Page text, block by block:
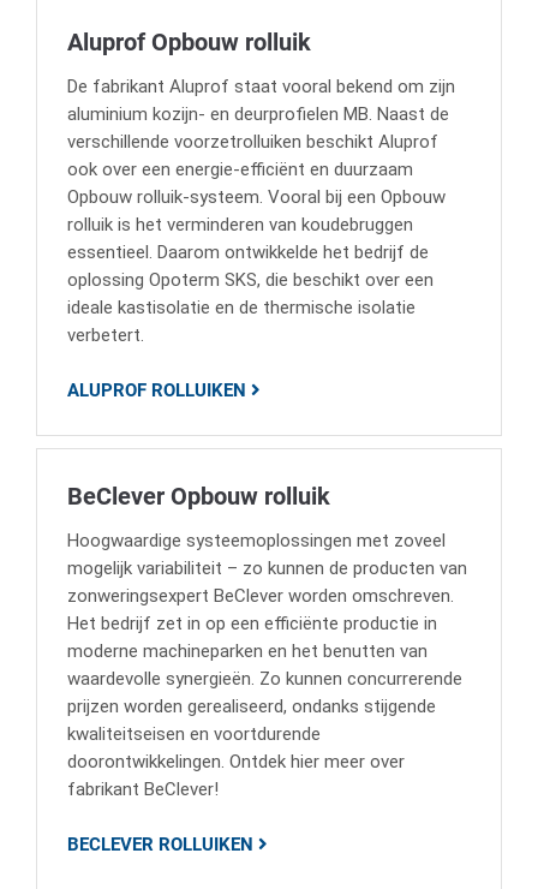
Aluprof Opbouw rolluik
De fabrikant Aluprof staat vooral bekend om zijn
aluminium kozijn- en deurprofielen MB. Naast de
verschillende voorzetrolluiken beschikt Aluprof
ook over een energie-efficiënt en duurzaam
Opbouw rolluik-systeem. Vooral bij een Opbouw
rolluik is het verminderen van koudebruggen
essentieel. Daarom ontwikkelde het bedrijf de
oplossing Opoterm SKS, die beschikt over een
ideale kastisolatie en de thermische isolatie
verbetert.
ALUPROF ROLLUIKEN
BeClever Opbouw rolluik
Hoogwaardige systeemoplossingen met zoveel
mogelijk variabiliteit – zo kunnen de producten van
zonweringsexpert BeClever worden omschreven.
Het bedrijf zet in op een efficiënte productie in
moderne machineparken en het benutten van
waardevolle synergieën. Zo kunnen concurrerende
prijzen worden gerealiseerd, ondanks stijgende
kwaliteitseisen en voortdurende
doorontwikkelingen. Ontdek hier meer over
fabrikant BeClever!
BECLEVER ROLLUIKEN